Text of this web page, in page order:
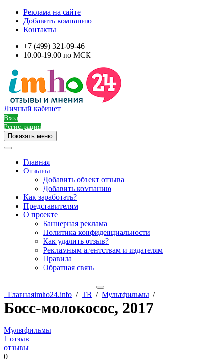
Реклама на сайте
Добавить компанию
Контакты
+7 (499) 321-09-46
10.00-19.00 по МСК
Личный кабинет
Вход
Регистрация
Показать меню
Главная
Отзывы
Добавить объект отзыва
Добавить компанию
Как заработать?
Представителям
О проекте
Баннерная реклама
Политика конфиденциальности
Как удалить отзыв?
Рекламным агентствам и издателям
Правила
Обратная связь
Главнаяimho24.info / ТВ / Мультфильмы /
Босс-молокосос, 2017
Мультфильмы
1 отзыв
отзывы
0